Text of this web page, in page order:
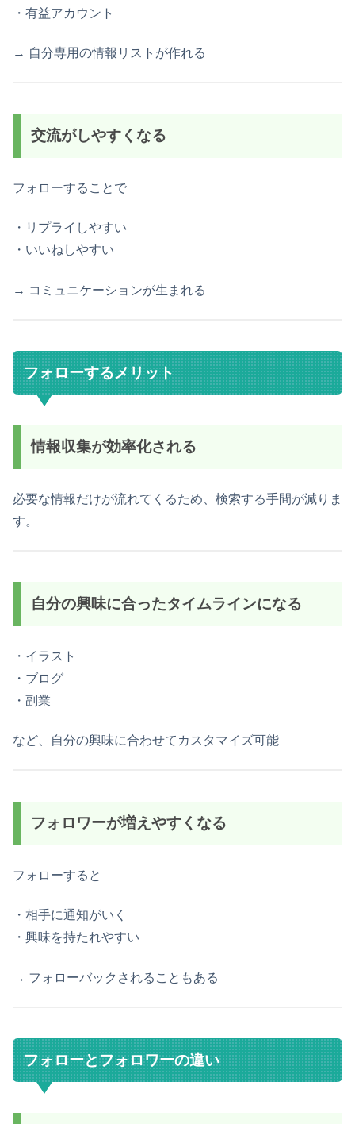
・有益アカウント
→ 自分専用の情報リストが作れる
交流がしやすくなる
フォローすることで
・リプライしやすい
・いいねしやすい
→ コミュニケーションが生まれる
フォローするメリット
情報収集が効率化される
必要な情報だけが流れてくるため、検索する手間が減りま
す。
自分の興味に合ったタイムラインになる
・イラスト
・ブログ
・副業
など、自分の興味に合わせてカスタマイズ可能
フォロワーが増えやすくなる
フォローすると
・相手に通知がいく
・興味を持たれやすい
→ フォローバックされることもある
フォローとフォロワーの違い